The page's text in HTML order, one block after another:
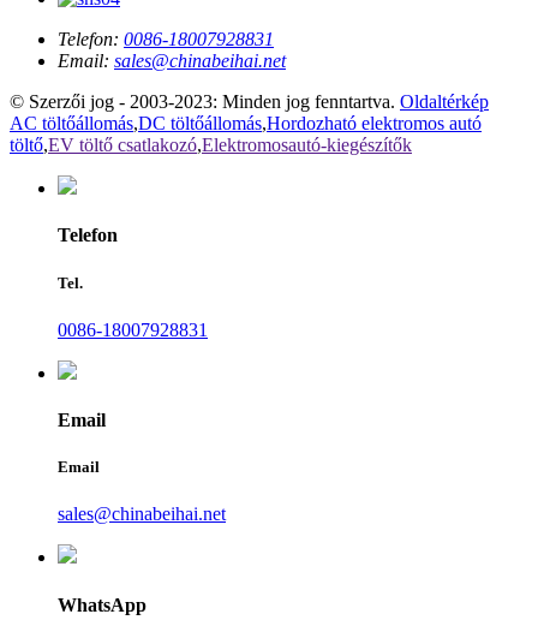
Telefon: 0086-18007928831
Email: sales@chinabeihai.net
© Szerzői jog - 2003-2023: Minden jog fenntartva. Oldaltérkép
AC töltőállomás,DC töltőállomás,Hordozható elektromos autó
töltő,EV töltő csatlakozó,Elektromosautó-kiegészítők
Telefon
Tel.
0086-18007928831
Email
Email
sales@chinabeihai.net
WhatsApp